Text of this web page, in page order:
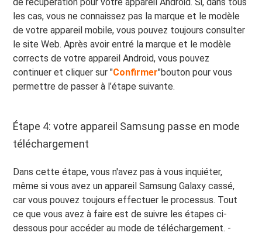
les cas, vous ne connaissez pas la marque et le modèle
de votre appareil mobile, vous pouvez toujours consulter
le site Web. Après avoir entré la marque et le modèle
corrects de votre appareil Android, vous pouvez
continuer et cliquer sur "Confirmer"bouton pour vous
permettre de passer à l’étape suivante.
Étape 4: votre appareil Samsung passe en mode
téléchargement
Dans cette étape, vous n'avez pas à vous inquiéter,
même si vous avez un appareil Samsung Galaxy cassé,
car vous pouvez toujours effectuer le processus. Tout
ce que vous avez à faire est de suivre les étapes ci-
dessous pour accéder au mode de téléchargement. -